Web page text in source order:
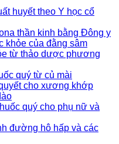
huyết theo Y học cổ
thần kinh bằng Đông y
khỏe của đằng sâm
từ thảo dược phương
quý từ củ mài
cho xương khớp
quý cho phụ nữ và
đường hô hấp và các